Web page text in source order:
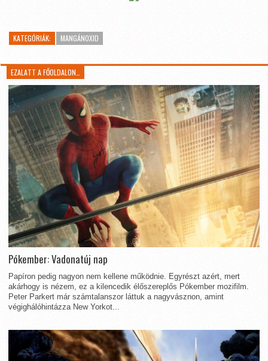
KATEGÓRIÁK: MANGÁNOXID
EZALATT A FŐOLDALON…
Pókember: Vadonatúj nap
Papíron pedig nagyon nem kellene működnie. Egyrészt azért, mert
akárhogy is nézem, ez a kilencedik élőszereplős Pókember mozifilm.
Peter Parkert már számtalanszor láttuk a nagyvásznon, amint
végighálóhintázza New Yorkot...